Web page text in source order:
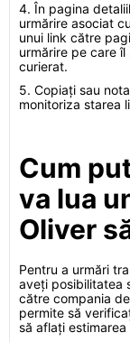
4. În pagina
urmărire asociat
unui link către
urmărire pe care
curierat.
5. Copiați sau
monitoriza starea
Cum
va lua
Oliver
Pentru a urmări
aveți posibilitatea
către compania
permite să
să aflați